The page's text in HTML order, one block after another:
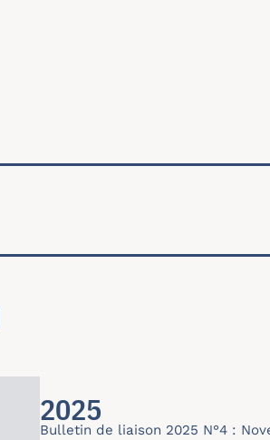
2025
Bulletin de liaison 2025 N°4 :
bulletin25-04-nov_1.pdf